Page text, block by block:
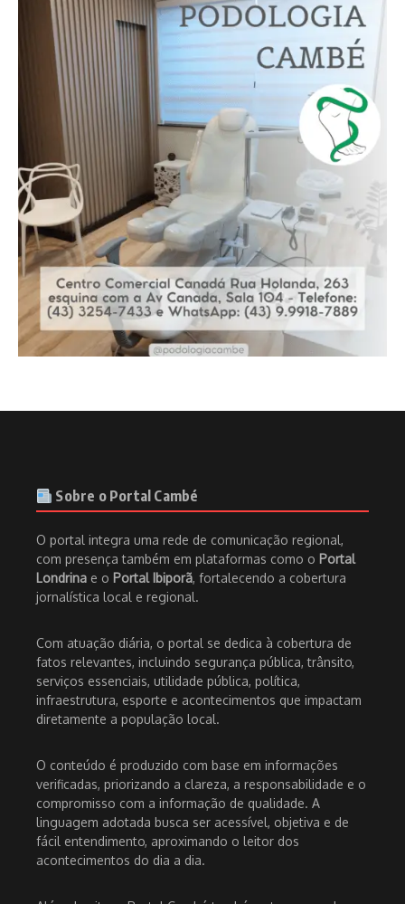
Sobre o Portal Cambé
O portal integra uma rede de comunicação regional,
com presença também em plataformas como o Portal
Londrina e o Portal Ibiporã, fortalecendo a cobertura
jornalística local e regional.
Com atuação diária, o portal se dedica à cobertura de
fatos relevantes, incluindo segurança pública, trânsito,
serviços essenciais, utilidade pública, política,
infraestrutura, esporte e acontecimentos que impactam
diretamente a população local.
O conteúdo é produzido com base em informações
verificadas, priorizando a clareza, a responsabilidade e o
compromisso com a informação de qualidade. A
linguagem adotada busca ser acessível, objetiva e de
fácil entendimento, aproximando o leitor dos
acontecimentos do dia a dia.